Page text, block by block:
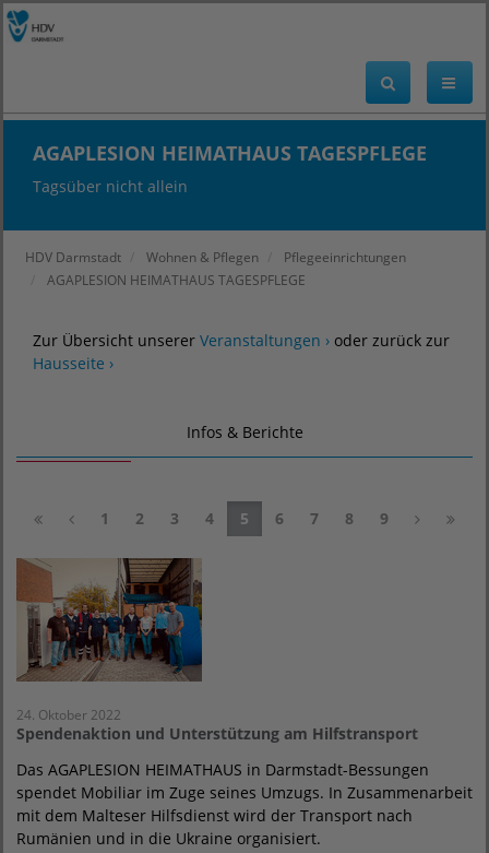
AGAPLESION HEIMATHAUS TAGESPFLEGE
Tagsüber nicht allein
HDV Darmstadt Wohnen & Pflegen
Pflegeeinrichtungen
AGAPLESION HEIMATHAUS TAGESPFLEGE
Zur Übersicht unserer Veranstaltungen › oder zurück zur
Hausseite ›
Infos & Berichte
1 2 3 4 5 6 7 8 9
24. Oktober 2022
Spendenaktion und Unterstützung am Hilfstransport
Das AGAPLESION HEIMATHAUS in Darmstadt-Bessungen
spendet Mobiliar im Zuge seines Umzugs. In Zusammenarbeit
mit dem Malteser Hilfsdienst wird der Transport nach
Rumänien und in die Ukraine organisiert.